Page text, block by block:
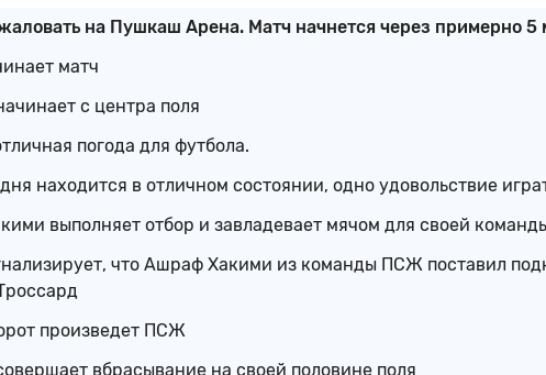
на Пушкаш Арена. Матч начнется через примерно 5
матч
с центра поля
погода для футбола.
находится в отличном состоянии, одно удовольствие
выполняет отбор и завладевает мячом для своей
что Ашраф Хакими из команды ПСЖ поставил
произведет ПСЖ
вбрасывание на своей половине поля